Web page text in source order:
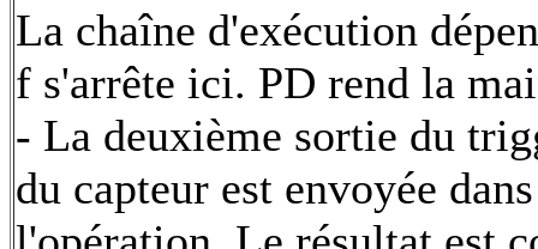
La chaîne d'exécution
f s'arrête ici. PD rend la
- La deuxième sortie du
du capteur est envoyée